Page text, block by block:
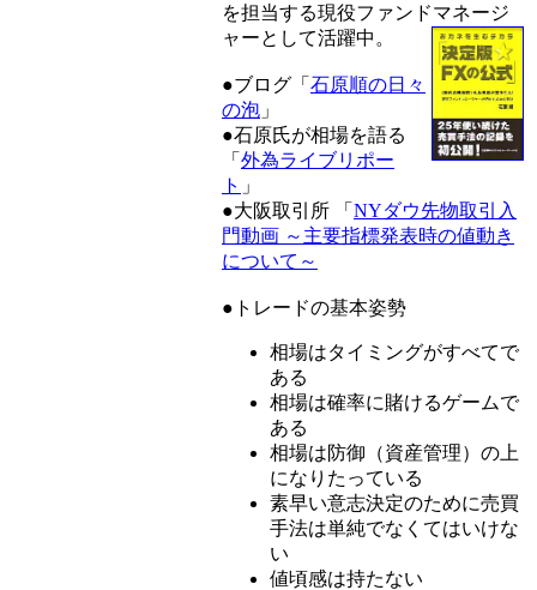
を担当する現役ファンドマネージ
ャーとして活躍中。
●ブログ「 石原順の日々
の泡 」
●石原氏が相場を語る
「 外為ライブリポー
ト 」
●大阪取引所 「 NYダウ先物取引入
門動画 ～主要指標発表時の値動き
について～
●トレードの基本姿勢
相場はタイミングがすべてで
ある
相場は確率に賭けるゲームで
ある
相場は防御（資産管理）の上
になりたっている
素早い意志決定のために売買
手法は単純でなくてはいけな
い
値頃感は持たない